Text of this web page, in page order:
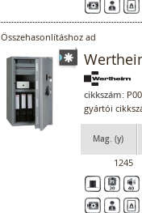
Összehasonlításhoz ad
cikkszám:
gyártói
Mag. (y)
1245